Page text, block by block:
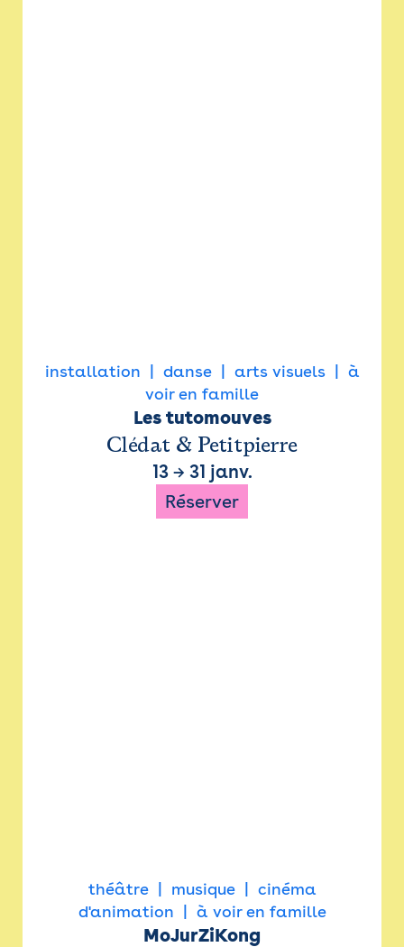
installation danse arts visuels
à
voir en famille
Les tutomouves
Clédat & Petitpierre
13→ 31 janv.
Réserver
théâtre musique
cinéma
d'animation
à voir en famille
MoJurZiKong